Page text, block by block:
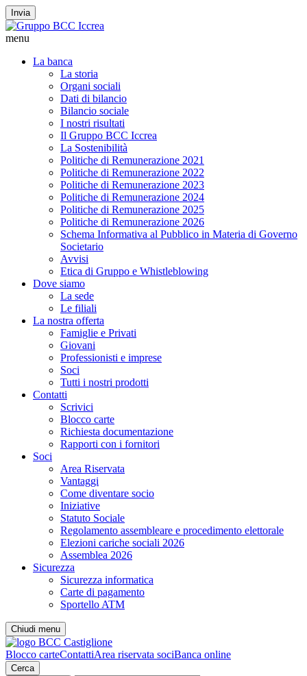
Invia
menu
La banca
La storia
Organi sociali
Dati di bilancio
Bilancio sociale
I nostri risultati
Il Gruppo BCC Iccrea
La Sostenibilità
Politiche di Remunerazione 2021
Politiche di Remunerazione 2022
Politiche di Remunerazione 2023
Politiche di Remunerazione 2024
Politiche di Remunerazione 2025
Politiche di Remunerazione 2026
Schema Informativa al Pubblico in Materia di Governo
Societario
Avvisi
Etica di Gruppo e Whistleblowing
Dove siamo
La sede
Le filiali
La nostra offerta
Famiglie e Privati
Giovani
Professionisti e imprese
Soci
Tutti i nostri prodotti
Contatti
Scrivici
Blocco carte
Richiesta documentazione
Rapporti con i fornitori
Soci
Area Riservata
Vantaggi
Come diventare socio
Iniziative
Statuto Sociale
Regolamento assembleare e procedimento elettorale
Elezioni cariche sociali 2026
Assemblea 2026
Sicurezza
Sicurezza informatica
Carte di pagamento
Sportello ATM
Chiudi menu
Blocco carteContattiArea riservata sociBanca online
Cerca